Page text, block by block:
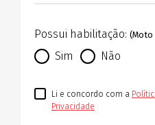
Possui habilitação: (Moto
Sim Não
Li e concordo com a
Privacidade